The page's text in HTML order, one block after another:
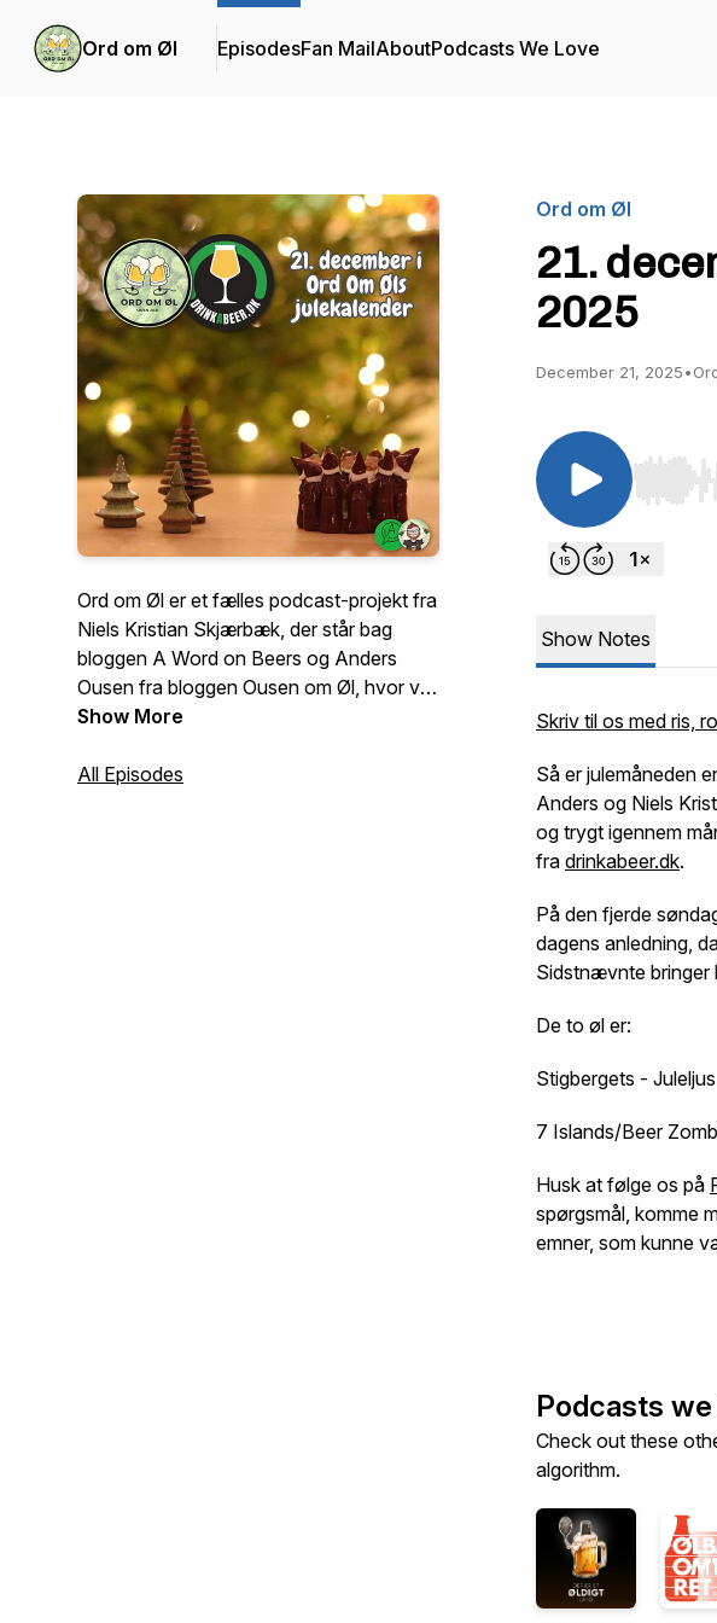
Ord om Øl EpisodesFan MailAboutPodcasts We Love
Ord om Øl er et fælles podcast-projekt fra
Niels Kristian Skjærbæk, der står bag
bloggen A Word on Beers og Anders
Ousen fra bloggen Ousen om Øl, hvor vi
siger en masse ord om øl. I får altid vores
smager og de emner vi tager op.
Show More
All Episodes
Ord om Øl
21.
2025
December 21, 2025•
Use Left/
Show Notes
Skriv til os med ris,
Så er julemåneden
Anders og Niels
og trygt igennem
fra drinkabeer.dk.
På den fjerde
dagens anledning,
Sidstnævnte bringer
De to øl er:
Stigbergets - Juleljus
7 Islands/Beer
Husk at følge os på
spørgsmål, komme
emner, som kunne
Podcasts
Check out these
algorithm.